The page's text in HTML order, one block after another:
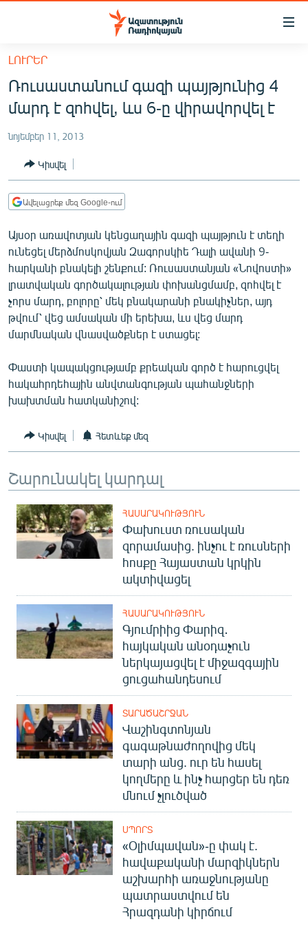
Մատչելիության
հիմնական
բովանդակությանը
Անցնել
հիմնական
մենյուին
ՔԱՂԱՔԱԿԱՆ
ԸՆՏՐՈՒԹՅՈՒՆՆԵՐ 2026
ԻՐԱՎՈՒՆՔ
ՀԱՍԱՐԱԿՈՒԹՅՈՒՆ
ՂԱՐԱԲԱՂ
ՊԱՏԵՐԱԶՄԻ 6 ՇԱԲԱԹՆԵՐԸ
ՏԱՐԱԾԱՇՐՋԱՆ
ՄԻՋԱԶԳԱՅԻՆ
ՄՇԱԿՈՒՅԹ
ՍՊՈՐՏ
ՄԵԿՆԱԲԱՆՈՒԹՅՈՒՆ
ԿՈՐՈՆԱՎԻՐՈՒՍ
ՏԵՍԱՆՅՈՒԹԵՐ
ԲԱՆԱՎԵՃ
ՁԳՏԵԼՈՎ ԼԱՎԱԳՈՒՅՆԻՆ
Հայերեն
English
Русский
«Ազատության» բոլոր կայքերը
ԼՈՒՐԵՐ
Ռուսաստանում գազի պայթյունից 4
մարդ է զոհվել, ևս 6-ը վիրավորվել է
նոյեմբեր 11, 2013
Կիսվել
Ավելացրեք մեզ Google-ում
Այսօր առավոտյան կենցաղային գազի պայթյուն է տեղի
ունեցել մերձմոսկովյան Զագորսկիե Դալի ավանի 9-
հարկանի բնակելի շենքում: Ռուսաստանյան «Նովոստի»
լրատվական գործակալության փոխանցմամբ, զոհվել է
չորս մարդ, բոլորը՝ մեկ բնակարանի բնակիչներ, այդ
թվում՝ վեց ամսական մի երեխա, ևս վեց մարդ
մարմնական վնասվածքներ է ստացել:
Փաստի կապակցությամբ քրեական գործ է հարուցվել
հակահրդեհային անվտանգության պահանջների
խախտման հատկանիշով:
Կիսվել Հետևեք մեզ
Շարունակել կարդալ
ՀԱՍԱՐԱԿՈՒԹՅՈՒՆ
Փախուստ ռուսական
զորամասից. ինչու է ռուսների
հոսքը Հայաստան կրկին
ակտիվացել
ՀԱՍԱՐԱԿՈՒԹՅՈՒՆ
Գյումրիից Փարիզ․
հայկական անօդաչուն
ներկայացվել է միջազգային
ցուցահանդեսում
ՏԱՐԱԾԱՇՐՋԱՆ
Վաշինգտոնյան
գագաթնաժողովից մեկ
տարի անց. ուր են հասել
կողմերը և ինչ հարցեր են դեռ
մնում չլուծված
ՍՊՈՐՏ
«Օլիմպավան»-ը փակ է.
հավաքականի մարզիկներն
աշխարհի առաջնությանը
պատրաստվում են
Հրազդանի կիրճում